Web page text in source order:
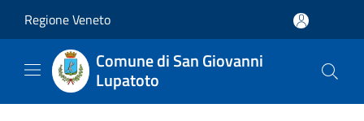
Regione Veneto
Comune di San Giovanni
Lupatoto